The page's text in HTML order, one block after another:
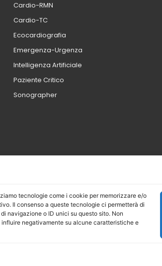
tecnologie come i cookie per memorizzare e/o
Il consenso a queste tecnologie ci permetterà di
navigazione o ID unici su questo sito. Non
negativamente su alcune caratteristiche e
Cardio-RMN
Cardio-TC
Ecocardiografia
Emergenza-Urgenza
Intelligenza Artificiale
Paziente Critico
Sonographer
© 2026 EcoCardioChirurgia®